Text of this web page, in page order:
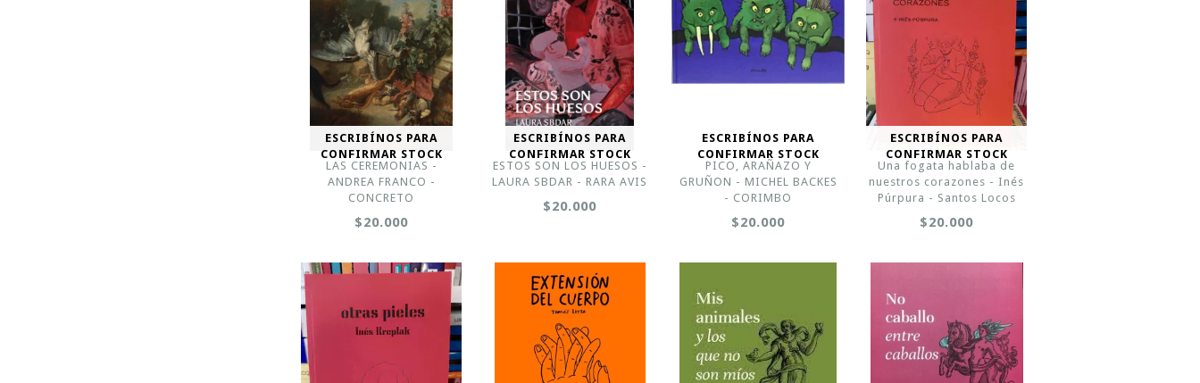
ESCRIBÍNOS PARA
CONFIRMAR STOCK
LAS CEREMONIAS -
ANDREA FRANCO -
CONCRETO
$20.000
ESCRIBÍNOS PARA
CONFIRMAR STOCK
ESTOS SON LOS HUESOS -
LAURA SBDAR - RARA AVIS
$20.000
ESCRIBÍNOS PARA
CONFIRMAR STOCK
PICO, ARAÑAZO Y
GRUÑON - MICHEL BACKES
- CORIMBO
$20.000
ESCRIBÍNOS PARA
CONFIRMAR STOCK
Una fogata hablaba de
nuestros corazones - Inés
Púrpura - Santos Locos
$20.000